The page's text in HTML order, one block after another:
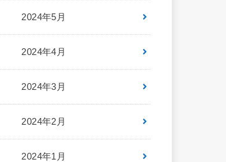
2024年5月
2024年4月
2024年3月
2024年2月
2024年1月